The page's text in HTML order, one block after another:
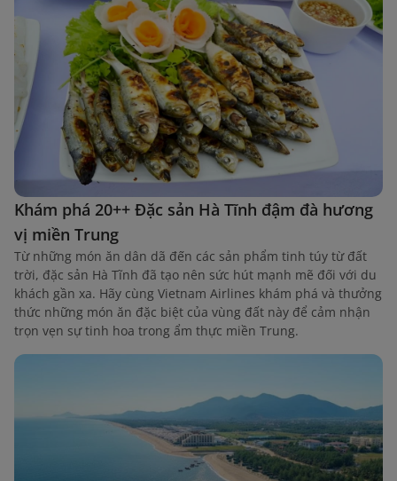
Khám phá 20++ Đặc sản Hà Tĩnh đậm đà hương
vị miền Trung
Từ những món ăn dân dã đến các sản phẩm tinh túy từ đất
trời, đặc sản Hà Tĩnh đã tạo nên sức hút mạnh mẽ đối với du
khách gần xa. Hãy cùng Vietnam Airlines khám phá và thưởng
thức những món ăn đặc biệt của vùng đất này để cảm nhận
trọn vẹn sự tinh hoa trong ẩm thực miền Trung.